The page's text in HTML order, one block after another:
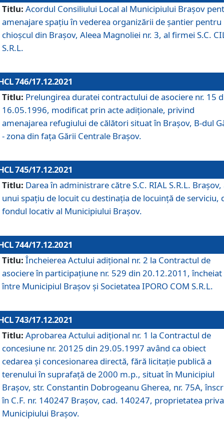
Titlu: Acordul Consiliului Local al Municipiului Braşov
amenajare spațiu în vederea organizării de șantier pentru
chioșcul din Brașov, Aleea Magnoliei nr. 3, al firmei S.C.
S.R.L.
746/17.12.2021
Titlu: Prelungirea duratei contractului de asociere nr. 15
16.05.1996, modificat prin acte adiționale, privind
amenajarea refugiului de călători situat în Brașov, B-dul
- zona din faţa Gării Centrale Brașov.
745/17.12.2021
Titlu: Darea în administrare către S.C. RIAL S.R.L. Brașov,
unui spațiu de locuit cu destinația de locuință de serviciu,
fondul locativ al Municipiului Brașov.
744/17.12.2021
Titlu: Încheierea Actului adițional nr. 2 la Contractul de
asociere în participațiune nr. 529 din 20.12.2011, încheiat
între Municipiul Brașov și Societatea IPORO COM S.R.L.
743/17.12.2021
Titlu: Aprobarea Actului adiţional nr. 1 la Contractul de
concesiune nr. 20125 din 29.05.1997 având ca obiect
cedarea și concesionarea directă, fără licitație publică a
terenului în suprafață de 2000 m.p., situat în Municipiul
Brașov, str. Constantin Dobrogeanu Gherea, nr. 75A,
în C.F. nr. 140247 Brașov, cad. 140247, proprietatea
Municipiului Brașov.